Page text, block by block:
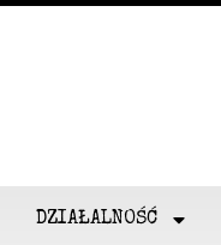
DZIAŁALNOŚĆ